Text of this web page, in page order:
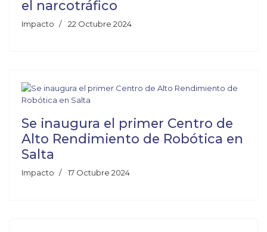
el narcotráfico
Impacto 22 Octubre 2024
Se inaugura el primer Centro de
Alto Rendimiento de Robótica en
Salta
Impacto 17 Octubre 2024